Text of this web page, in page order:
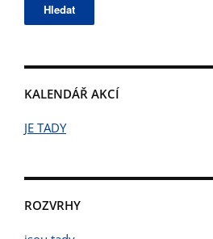
KALENDÁŘ AKCÍ
JE TADY
ROZVRHY